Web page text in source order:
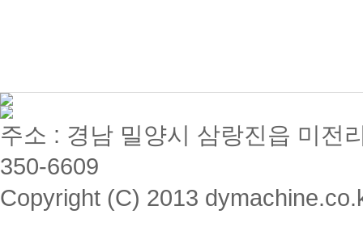
주소 : 경남 밀양시 삼랑진읍 미전
350-6609
Copyright (C) 2013